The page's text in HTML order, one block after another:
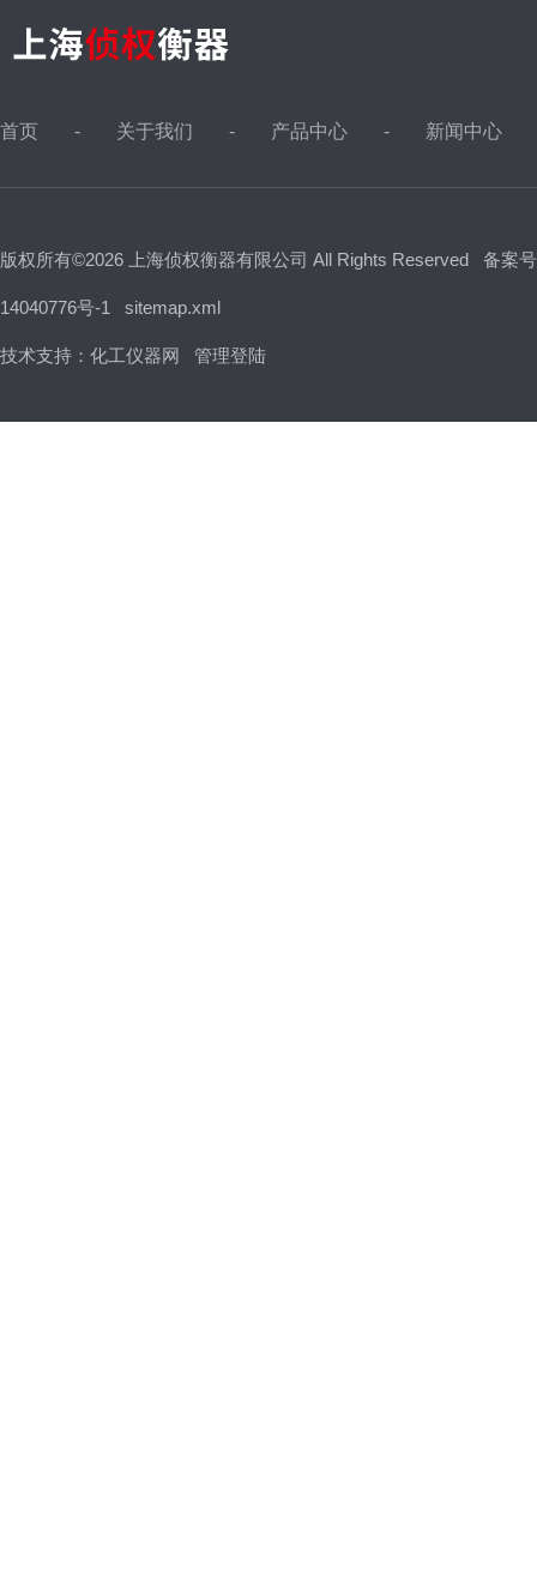
首页 关于我们 产品中心 新闻中心
版权所有©2026 上海侦权衡器有限公司 All Rights Reserved 备案
14040776号-1 sitemap.xml
技术支持： 化工仪器网 管理登陆